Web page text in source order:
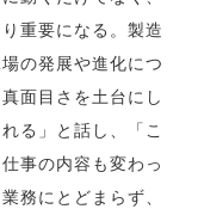
重要になる。製造
の発展や進化につ
面目さを土台にし
る」と話し、「こ
事の内容も変わっ
務にとどまらず、